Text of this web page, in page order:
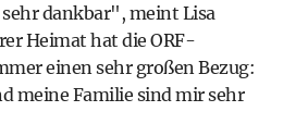
dankbar", meint Lisa
Heimat hat die ORF-
einen sehr großen Bezug:
meine Familie sind mir sehr